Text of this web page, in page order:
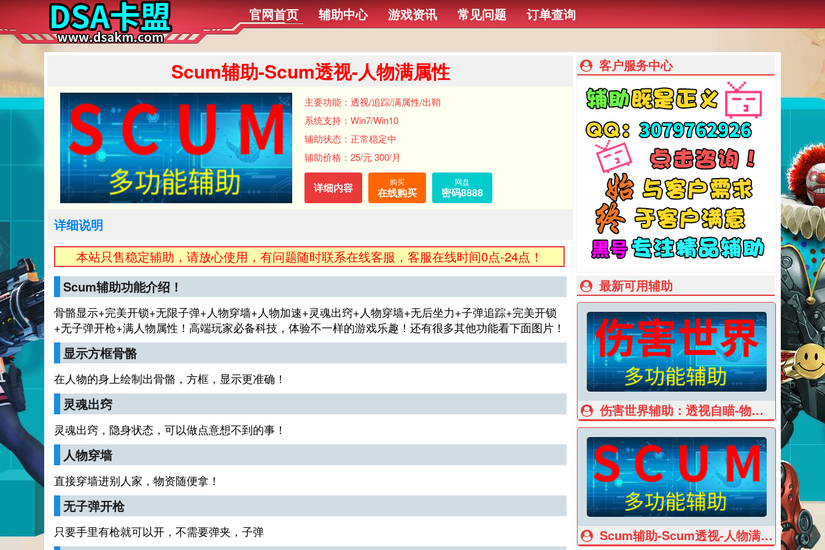
官网首页 辅助中心 游戏资讯 常见问题 订单查询
Scum辅助-Scum透视-人物满属性
主要功能：透视/追踪/满属性/出鞘
系统支持：Win7/Win10
辅助状态：正常稳定中
辅助价格：25/元 300/月
详细内容 购买
在线购买
网盘
密码8888
详细说明
本站只售稳定辅助，请放心使用，有问题随时联系在线客服，客服在线时间0点-24点！
Scum辅助功能介绍！
骨骼显示+完美开锁+无限子弹+人物穿墙+人物加速+灵魂出窍+人物穿墙+无后坐力+子弹追踪+完美开锁
+无子弹开枪+满人物属性！高端玩家必备科技，体验不一样的游戏乐趣！还有很多其他功能看下面图片！
显示方框骨骼
在人物的身上绘制出骨骼，方框，显示更准确！
灵魂出窍
灵魂出窍，隐身状态，可以做点意想不到的事！
人物穿墙
直接穿墙进别人家，物资随便拿！
无子弹开枪
只要手里有枪就可以开，不需要弹夹，子弹
客户服务中心
最新可用辅助
伤害世界辅助：透视自瞄-物质全部显示
Scum辅助-Scum透视-人物满属性